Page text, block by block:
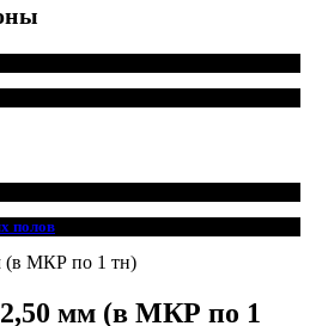
полов
мм (в МКР по 1